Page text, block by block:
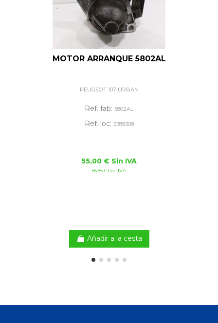
MOTOR ARRANQUE 5802AL
PEUGEOT 107 URBAN
Ref. fab: 5802AL
Ref. loc: 5389308
55,00 € Sin IVA
66,55 € Con IVA
Añadir a la cesta